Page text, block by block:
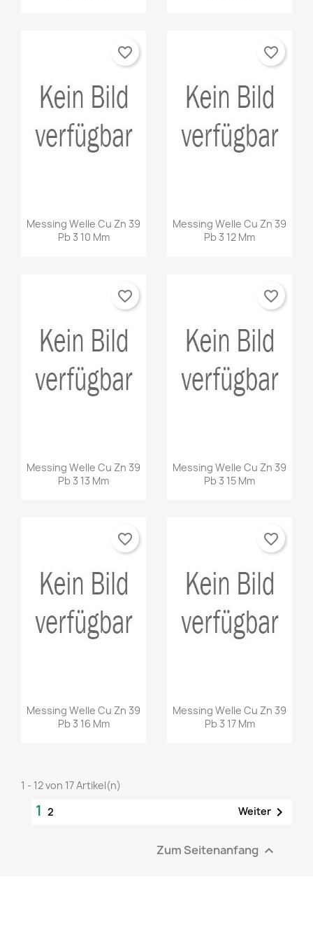
Messing Welle Cu Zn 39
Pb 3 10 Mm
favorite_border
Messing Welle Cu Zn 39
Pb 3 12 Mm
favorite_border
Messing Welle Cu Zn 39
Pb 3 13 Mm
favorite_border
Messing Welle Cu Zn 39
Pb 3 15 Mm
favorite_border
Messing Welle Cu Zn 39
Pb 3 16 Mm
favorite_border
Messing Welle Cu Zn 39
Pb 3 17 Mm
favorite_border
1 - 12 von 17 Artikel(n)
1 2 Weiter 
Zum Seitenanfang 